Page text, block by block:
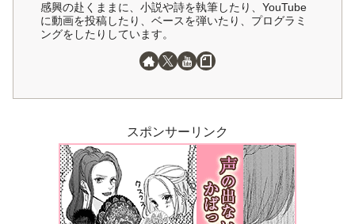
感興の赴くままに、小説や詩を執筆したり、YouTube
に動画を投稿したり、ベースを弾いたり、プログラミ
ングをしたりしています。
スポンサーリンク